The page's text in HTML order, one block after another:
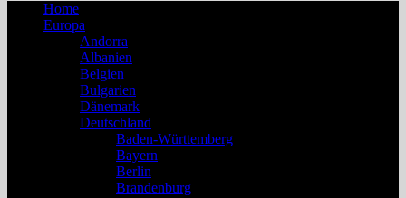
Home
Europa
Andorra
Albanien
Belgien
Bulgarien
Dänemark
Deutschland
Baden-Württemberg
Bayern
Berlin
Brandenburg